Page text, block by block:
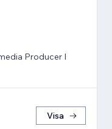
Producer I
Visa